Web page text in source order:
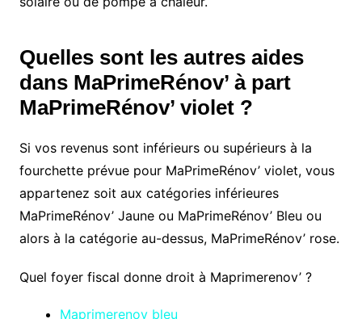
Quelles sont les autres aides
dans MaPrimeRénov’ à part
MaPrimeRénov’ violet ?
Si vos revenus sont inférieurs ou supérieurs à la
fourchette prévue pour MaPrimeRénov’ violet, vous
appartenez soit aux catégories inférieures
MaPrimeRénov’ Jaune ou MaPrimeRénov’ Bleu ou
alors à la catégorie au-dessus, MaPrimeRénov’ rose.
Quel foyer fiscal donne droit à Maprimerenov’ ?
Maprimerenov bleu